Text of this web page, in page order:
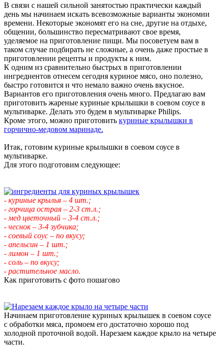
В связи с нашей сильной занятостью практически каждый
день мы начинаем искать всевозможные варианты экономии
времени. Некоторые экономят его на сне, другие на отдыхе,
общении, большинство пересматривают свое время,
уделяемое на приготовление пищи. Мы посоветуем вам в
таком случае подбирать не сложные, а очень даже простые в
приготовлении рецепты и продукты к ним.
К одним из сравнительно быстрых в приготовлении
ингредиентов отнесем сегодня куриное мясо, оно полезно,
быстро готовится и что немало важно очень вкусное.
Вариантов его приготовления очень много. Предлагаю вам
приготовить жареные куриные крылышки в соевом соусе в
мультиварке. Делать это будем в мультиварке Philips.
Кроме этого, можно приготовить куриные крылышки в
горчично-медовом маринаде.
Итак, готовим куриные крылышки в соевом соусе в
мультиварке.
Для этого подготовим следующее:
- куриные крылья – 4 шт.;
- горчица острая – 2-3 ст.л.;
- мед цветочный – 3-4 ст.л.;
- чеснок – 3-4 зубчика;
- соевый соус – по вкусу;
- апельсин – 1 шт.;
- лимон – 1 шт.;
- соль – по вкусу;
- растительное масло.
Как приготовить с фото пошагово
Начинаем приготовление куриных крылышек в соевом соусе
с обработки мяса, промоем его достаточно хорошо под
холодной проточной водой. Нарезаем каждое крыло на четыре
части.